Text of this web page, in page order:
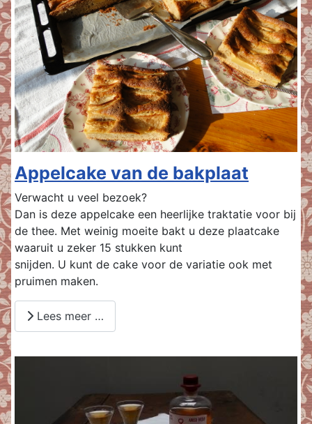
Appelcake van de bakplaat
Verwacht u veel bezoek?
Dan is deze appelcake een heerlijke traktatie voor bij
de thee. Met weinig moeite bakt u deze plaatcake
waaruit u zeker 15 stukken kunt
snijden. U kunt de cake voor de variatie ook met
pruimen maken.
Lees meer …